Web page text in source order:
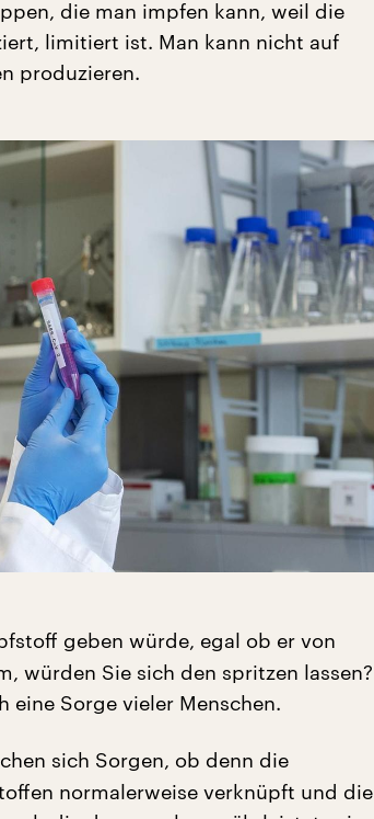
die man impfen kann, weil die
limitiert ist. Man kann nicht auf
produzieren.
geben würde, egal ob er von
würden Sie sich den spritzen lassen?
Sorge vieler Menschen.
sich Sorgen, ob denn die
normalerweise verknüpft und die